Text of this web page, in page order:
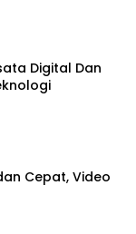
Digital Dan
Cepat, Video